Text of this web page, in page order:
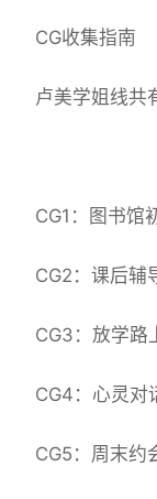
CG收集指南
卢美学姐线共
CG1：图书馆
CG2：课后辅
CG3：放学路
CG4：心灵对
CG5：周末约